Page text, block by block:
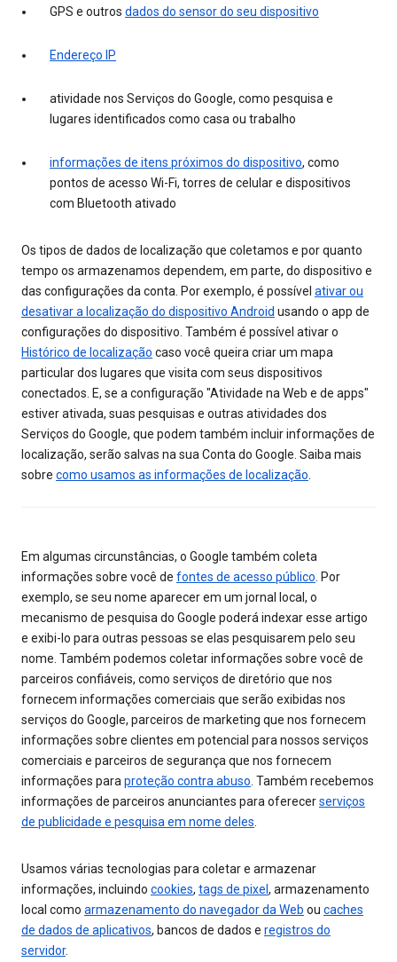
GPS e outros dados do sensor do seu dispositivo
Endereço IP
atividade nos Serviços do Google, como pesquisa e
lugares identificados como casa ou trabalho
informações de itens próximos do dispositivo, como
pontos de acesso Wi-Fi, torres de celular e dispositivos
com Bluetooth ativado
Os tipos de dados de localização que coletamos e por quanto
tempo os armazenamos dependem, em parte, do dispositivo e
das configurações da conta. Por exemplo, é possível ativar ou
desativar a localização do dispositivo Android usando o app de
configurações do dispositivo. Também é possível ativar o
Histórico de localização caso você queira criar um mapa
particular dos lugares que visita com seus dispositivos
conectados. E, se a configuração "Atividade na Web e de apps"
estiver ativada, suas pesquisas e outras atividades dos
Serviços do Google, que podem também incluir informações de
localização, serão salvas na sua Conta do Google. Saiba mais
sobre como usamos as informações de localização.
Em algumas circunstâncias, o Google também coleta
informações sobre você de fontes de acesso público. Por
exemplo, se seu nome aparecer em um jornal local, o
mecanismo de pesquisa do Google poderá indexar esse artigo
e exibi-lo para outras pessoas se elas pesquisarem pelo seu
nome. Também podemos coletar informações sobre você de
parceiros confiáveis, como serviços de diretório que nos
fornecem informações comerciais que serão exibidas nos
serviços do Google, parceiros de marketing que nos fornecem
informações sobre clientes em potencial para nossos serviços
comerciais e parceiros de segurança que nos fornecem
informações paraproteção contra abuso. Também recebemos
informações de parceiros anunciantes para oferecerserviços
de publicidade e pesquisa em nome deles.
Usamos várias tecnologias para coletar e armazenar
informações, incluindo cookies, tags de pixel , armazenamento
local como armazenamento do navegador da Web ou caches
de dados de aplicativos, bancos de dados e registros do
servidor.